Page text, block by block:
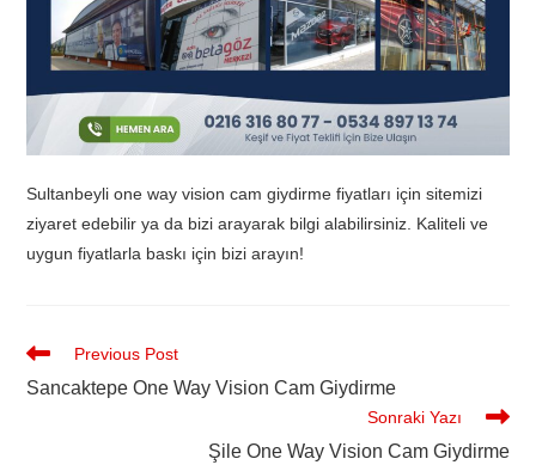
Sultanbeyli one way vision cam giydirme fiyatları için sitemizi
ziyaret edebilir ya da bizi arayarak bilgi alabilirsiniz. Kaliteli ve
uygun fiyatlarla baskı için bizi arayın!
Previous Post
Sancaktepe One Way Vision Cam Giydirme
Sonraki Yazı
Şile One Way Vision Cam Giydirme